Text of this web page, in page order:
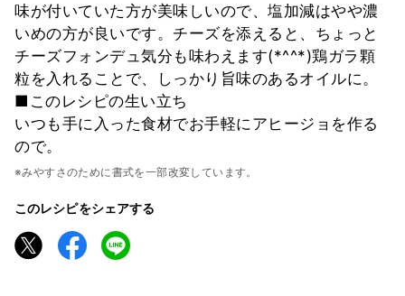
味が付いていた方が美味しいので、塩加減はやや濃
いめの方が良いです。チーズを添えると、ちょっと
チーズフォンデュ気分も味わえます(*^^*)鶏ガラ顆
粒を入れることで、しっかり旨味のあるオイルに。
■このレシピの生い立ち
いつも手に入った食材でお手軽にアヒージョを作る
ので。
※みやすさのために書式を一部改変しています。
このレシピをシェアする